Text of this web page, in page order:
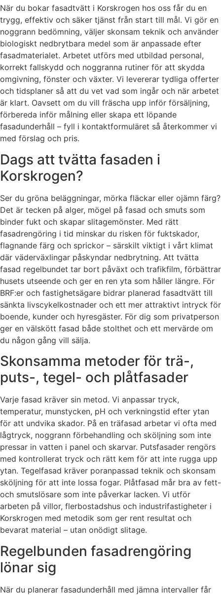
När du bokar fasadtvätt i Korskrogen hos oss får du en
trygg, effektiv och säker tjänst från start till mål. Vi gör en
noggrann bedömning, väljer skonsam teknik och använder
biologiskt nedbrytbara medel som är anpassade efter
fasadmaterialet. Arbetet utförs med utbildad personal,
korrekt fallskydd och noggranna rutiner för att skydda
omgivning, fönster och växter. Vi levererar tydliga offerter
och tidsplaner så att du vet vad som ingår och när arbetet
är klart. Oavsett om du vill fräscha upp inför försäljning,
förbereda inför målning eller skapa ett löpande
fasadunderhåll – fyll i kontaktformuläret så återkommer vi
med förslag och pris.
Dags att tvätta fasaden i
Korskrogen?
Ser du gröna beläggningar, mörka fläckar eller ojämn färg?
Det är tecken på alger, mögel på fasad och smuts som
binder fukt och skapar slitagemönster. Med rätt
fasadrengöring i tid minskar du risken för fuktskador,
flagnande färg och sprickor – särskilt viktigt i vårt klimat
där väderväxlingar påskyndar nedbrytning. Att tvätta
fasad regelbundet tar bort påväxt och trafikfilm, förbättrar
husets utseende och ger en ren yta som håller längre. För
BRF:er och fastighetsägare bidrar planerad fasadtvätt till
sänkta livscykelkostnader och ett mer attraktivt intryck för
boende, kunder och hyresgäster. För dig som privatperson
ger en välskött fasad både stolthet och ett mervärde om
du någon gång vill sälja.
Skonsamma metoder för trä-,
puts-, tegel- och plåtfasader
Varje fasad kräver sin metod. Vi anpassar tryck,
temperatur, munstycken, pH och verkningstid efter ytan
för att undvika skador. På en träfasad arbetar vi ofta med
lågtryck, noggrann förbehandling och sköljning som inte
pressar in vatten i panel och skarvar. Putsfasader rengörs
med kontrollerat tryck och rätt kem för att inte rugga upp
ytan. Tegelfasad kräver poranpassad teknik och skonsam
sköljning för att inte lossa fogar. Plåtfasad mår bra av fett-
och smutslösare som inte påverkar lacken. Vi utför
arbeten på villor, flerbostadshus och industrifastigheter i
Korskrogen med metodik som ger rent resultat och
bevarat material – utan onödigt slitage.
Regelbunden fasadrengöring
lönar sig
När du planerar fasadunderhåll med jämna intervaller får